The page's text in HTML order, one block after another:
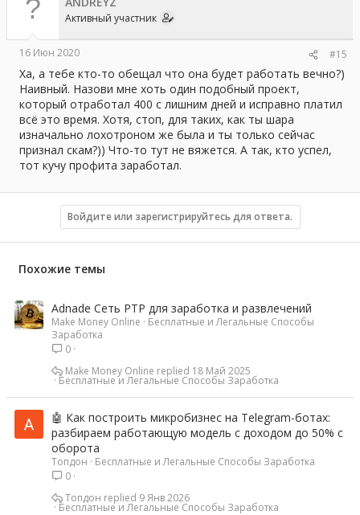
Активный участник
16 Июн 2020 #15
Ха, а тебе кто-то обещал что она будет работать вечно?)
Наивный. Назови мне хоть один подобный проект,
который отработал 400 с лишним дней и исправно платил
всё это время. Хотя, стоп, для таких, как ты шара
изначально лохотроном же была и ты только сейчас
признал скам?)) Что-то тут не вяжется. А так, кто успел,
тот кучу профита заработал.
Войдите или зарегистрируйтесь для ответа.
Похожие темы
Adnade Сеть PTP для заработка и развлечений
Make Money Online
Бесплатные и Легальные Способы
Заработка
0
Бесплатные и Легальные Способы Заработка
18 Май 2025
Make Money Online
🤖 Как построить микробизнес на Telegram-ботах:
разбираем работающую модель с доходом до 50% с
оборота
Топдон
Бесплатные и Легальные Способы Заработка
0
Бесплатные и Легальные Способы Заработка
9 Янв 2026
Топдон